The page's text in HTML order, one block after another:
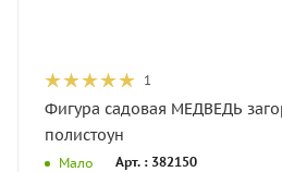
1
Фигура садовая МЕДВЕДЬ
полистоун
Мало Арт. : 382150